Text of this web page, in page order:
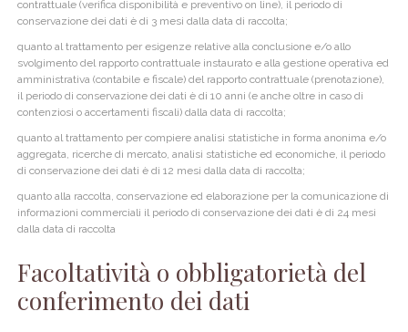
contrattuale (verifica disponibilità e preventivo on line), il periodo di
conservazione dei dati è di 3 mesi dalla data di raccolta;
quanto al trattamento per esigenze relative alla conclusione e/o allo
svolgimento del rapporto contrattuale instaurato e alla gestione operativa ed
amministrativa (contabile e fiscale) del rapporto contrattuale (prenotazione),
il periodo di conservazione dei dati è di 10 anni (e anche oltre in caso di
contenziosi o accertamenti fiscali) dalla data di raccolta;
quanto al trattamento per compiere analisi statistiche in forma anonima e/o
aggregata, ricerche di mercato, analisi statistiche ed economiche, il periodo
di conservazione dei dati è di 12 mesi dalla data di raccolta;
quanto alla raccolta, conservazione ed elaborazione per la comunicazione di
informazioni commerciali il periodo di conservazione dei dati è di 24 mesi
dalla data di raccolta
Facoltatività o obbligatorietà del
conferimento dei dati